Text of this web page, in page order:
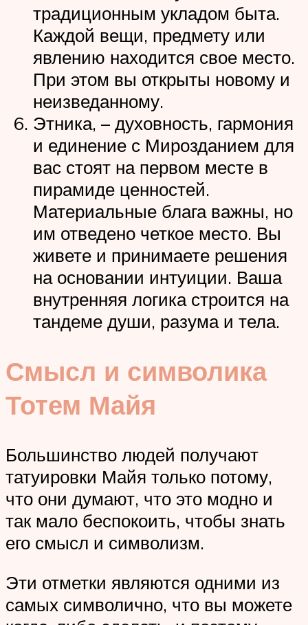
традиционным укладом быта.
Каждой вещи, предмету или
явлению находится свое место.
При этом вы открыты новому и
неизведанному.
Этника, – духовность, гармония
и единение с Мирозданием для
вас стоят на первом месте в
пирамиде ценностей.
Материальные блага важны, но
им отведено четкое место. Вы
живете и принимаете решения
на основании интуиции. Ваша
внутренняя логика строится на
тандеме души, разума и тела.
Смысл и символика
Тотем Майя
Большинство людей получают
татуировки Майя только потому,
что они думают, что это модно и
так мало беспокоить, чтобы знать
его смысл и символизм.
Эти отметки являются одними из
самых символично, что вы можете